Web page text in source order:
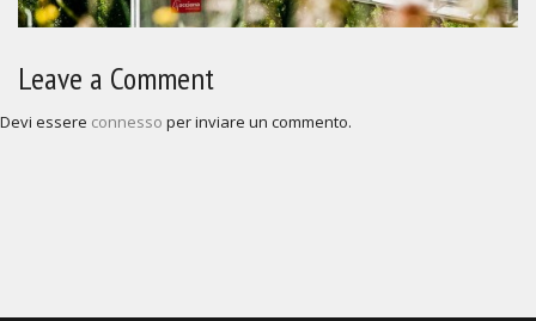
Leave a Comment
Devi essere connesso per inviare un commento.